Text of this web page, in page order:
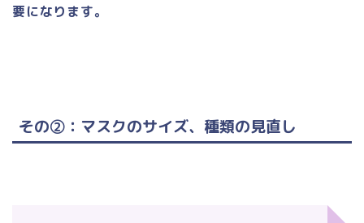
要になります。
その②：マスクのサイズ、種類の見直し